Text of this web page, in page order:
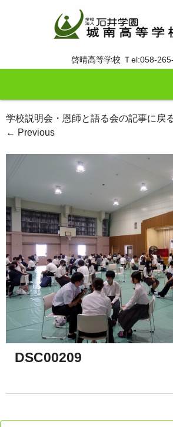
啓晴高等学校 Ｔel:058-
学校説明会・恩師と語る会の記事に戻
← Previous
DSC00209